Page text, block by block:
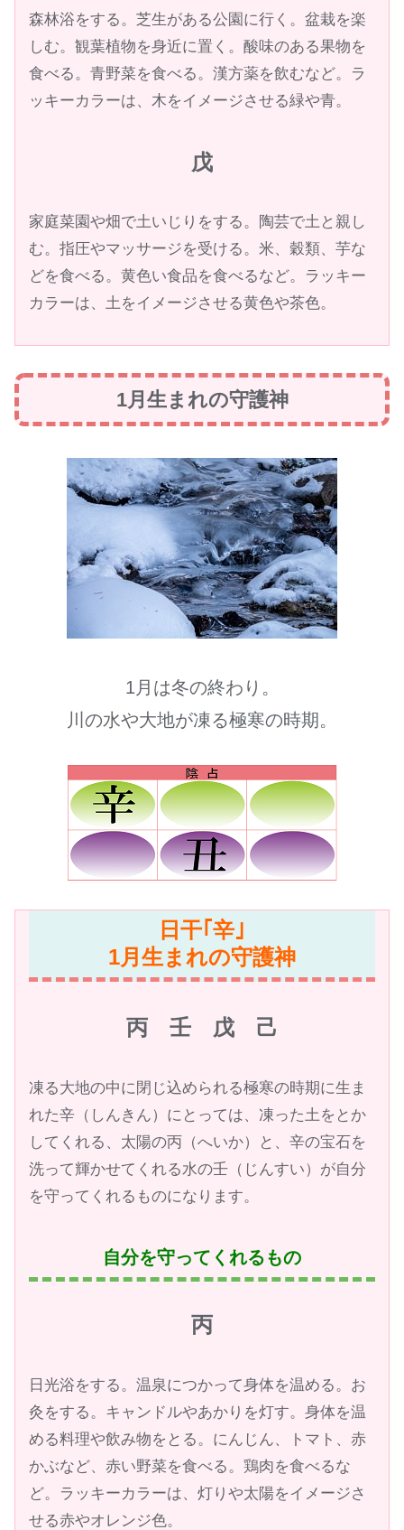
森林浴をする。芝生がある公園に行く。盆栽を楽
しむ。観葉植物を身近に置く。酸味のある果物を
食べる。青野菜を食べる。漢方薬を飲むなど。ラ
ッキーカラーは、木をイメージさせる緑や青。
戊
家庭菜園や畑で土いじりをする。陶芸で土と親し
む。指圧やマッサージを受ける。米、穀類、芋な
どを食べる。黄色い食品を食べるなど。ラッキー
カラーは、土をイメージさせる黄色や茶色。
1月生まれの守護神
1月は冬の終わり。
川の水や大地が凍る極寒の時期。
日干｢辛｣
1月生まれの守護神
丙 壬 戊 己
凍る大地の中に閉じ込められる極寒の時期に生ま
れた辛（しんきん）にとっては、凍った土をとか
してくれる、太陽の丙（へいか）と、辛の宝石を
洗って輝かせてくれる水の壬（じんすい）が自分
を守ってくれるものになります。
自分を守ってくれるもの
丙
日光浴をする。温泉につかって身体を温める。お
灸をする。キャンドルやあかりを灯す。身体を温
める料理や飲み物をとる。にんじん、トマト、赤
かぶなど、赤い野菜を食べる。鶏肉を食べるな
ど。ラッキーカラーは、灯りや太陽をイメージさ
せる赤やオレンジ色。